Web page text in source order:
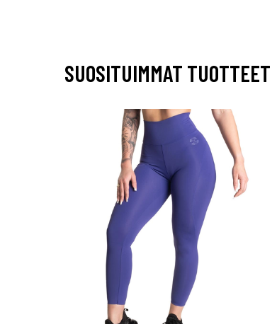
SUOSITUIMMAT TUOTTEET